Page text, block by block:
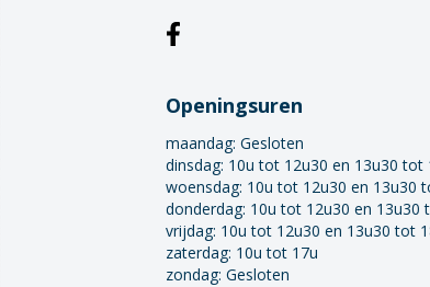
Openingsuren
maandag:Gesloten
dinsdag: 10u tot 12u30 en 13u30 tot
woensdag: 10u tot 12u30 en 13u30
donderdag: 10u tot 12u30 en 13u30
vrijdag: 10u tot 12u30 en 13u30 tot
zaterdag: 10u tot 17u
zondag: Gesloten